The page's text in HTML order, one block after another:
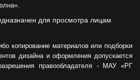
для просмотра лицам
копирование материалов или подборки
дизайна и оформления допускается
правообладателя - МАУ «РГ